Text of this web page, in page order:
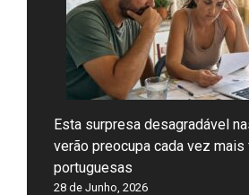
Esta surpresa desagradável
verão preocupa cada vez
portuguesas
28 de Junho, 2026